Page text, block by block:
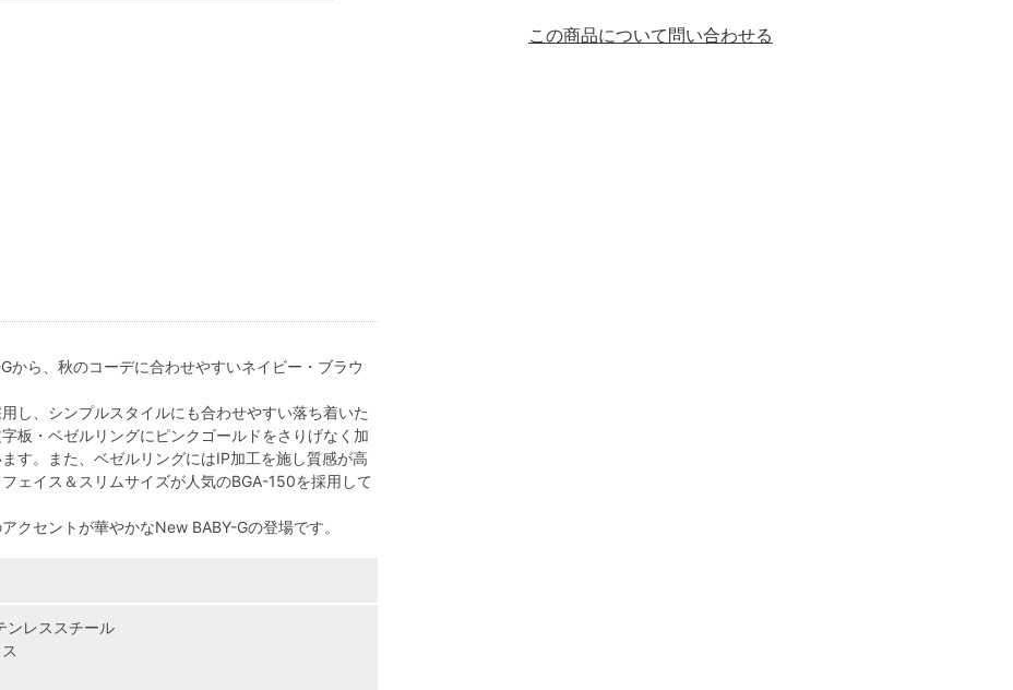
から、秋のコーデに合わせやすいネイビー・ブラウ
し、シンプルスタイルにも合わせやすい落ち着いた
板・ベゼルリングにピンクゴールドをさりげなく加
す。また、ベゼルリングにはIP加工を施し質感が高
ェイス＆スリムサイズが人気のBGA-150を採用して
クセントが華やかなNew BABY-Gの登場です。
ンレススチール
この商品について問い合わせる